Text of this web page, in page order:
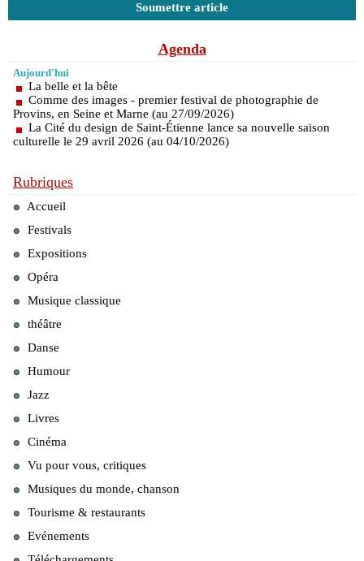
Soumettre article
Agenda
Aujourd'hui
La belle et la bête
Comme des images - premier festival de photographie de
Provins, en Seine et Marne (au 27/09/2026)
La Cité du design de Saint-Étienne lance sa nouvelle saison
culturelle le 29 avril 2026 (au 04/10/2026)
Rubriques
Accueil
Festivals
Expositions
Opéra
Musique classique
théâtre
Danse
Humour
Jazz
Livres
Cinéma
Vu pour vous, critiques
Musiques du monde, chanson
Tourisme & restaurants
Evénements